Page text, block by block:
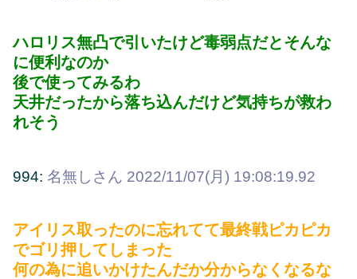
ハロリス無凸で引いたけど毒弱点だとそんな
に便利なのか
後で使ってみるわ
天井だったから落ち込んだけど気持ちが救わ
れそう
994: 名無しさん 2022/11/07(月) 19:08:19.92
アイリス取ったのに忘れてて最終戦ピカピカ
でゴリ押してしまった
何の為に追いかけたんだか分からなくなるな